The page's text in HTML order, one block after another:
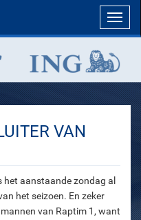
VAN
het aanstaande zondag al
het seizoen. En zeker
van Raptim 1, want